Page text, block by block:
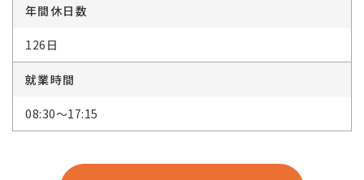
年間休日数
126日
就業時間
08:30～17:15